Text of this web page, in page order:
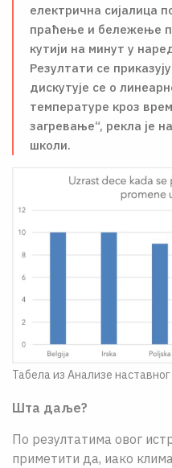
електрична сијалица
праћење и бележење
кутији на минут у
Резултати се
дискутује се о
температуре кроз
загревање“, рекла је
школи.
Табела из Анализе
Шта даље?
По резултатима овог
приметити да, иако